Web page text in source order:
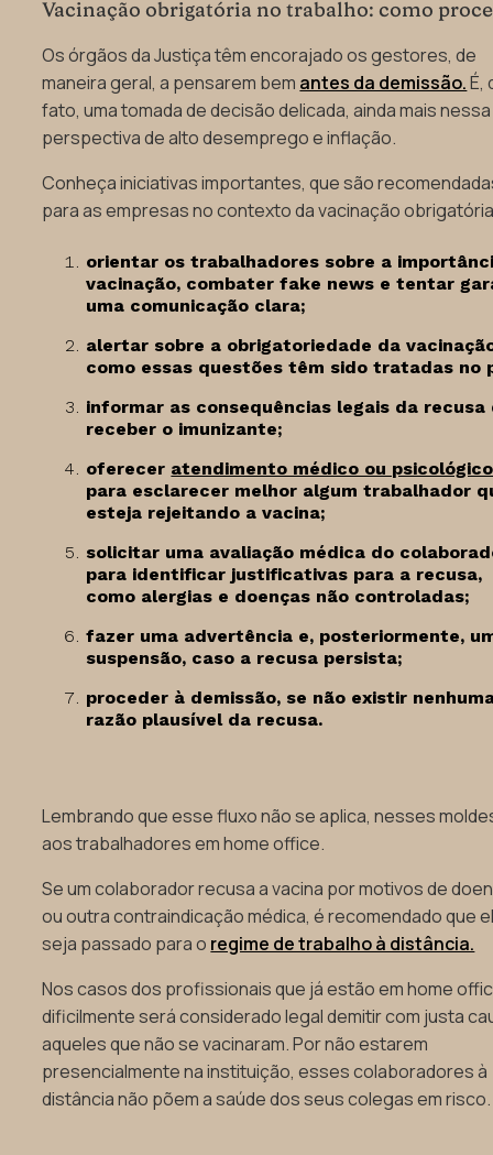
Vacinação obrigatória no trabalho: como
Os órgãos da Justiça têm encorajado os gestores, de
maneira geral, a pensarem bem antes da demissão.É,
fato, uma tomada de decisão delicada, ainda mais nessa
perspectiva de alto desemprego e inflação.
Conheça iniciativas importantes, que são
para as empresas no contexto da vacinação
orientar os trabalhadores sobre a
vacinação, combater fake news e tentar
uma comunicação clara;
alertar sobre a obrigatoriedade da
como essas questões têm sido tratadas no
informar as consequências legais da recusa
receber o imunizante;
oferecer atendimento médico ou psicológico
para esclarecer melhor algum trabalhador
esteja rejeitando a vacina;
solicitar uma avaliação médica do
para identificar justificativas para a recusa,
como alergias e doenças não controladas;
fazer uma advertência e, posteriormente,
suspensão, caso a recusa persista;
proceder à demissão, se não existir
razão plausível da recusa.
Lembrando que esse fluxo não se aplica, nesses
aos trabalhadores em home office.
Se um colaborador recusa a vacina por motivos de
ou outra contraindicação médica, é recomendado que
seja passado para o regime de trabalho à distância.
Nos casos dos profissionais que já estão em home
dificilmente será considerado legal demitir com justa
aqueles que não se vacinaram. Por não estarem
presencialmente na instituição, esses colaboradores à
distância não põem a saúde dos seus colegas em risco.